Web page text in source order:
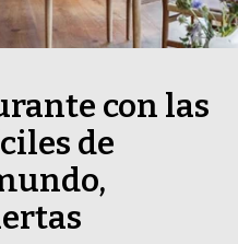
con las
de